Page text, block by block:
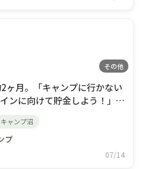
その他
月。「キャンプに行かない
ンに向けて貯金しよう！」そ
来シーズンがもっと快適に
方がお得。」…そんな言い
が増える🤣結局
キャンプ沼
プ
07/14